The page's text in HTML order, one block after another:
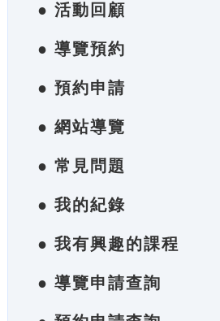
● 活動回顧
● 導覽預約
● 預約申請
● 網站導覽
● 常見問題
● 我的紀錄
● 我有興趣的課程
● 導覽申請查詢